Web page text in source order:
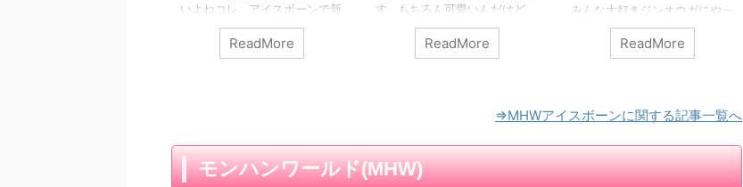
いよねコレ アイスボーンで新
登場のネロミェールの防具・テ
ンタクルシリーズです 本作、
管理人のような見た目好きの気
ノ ラスボスまでで一番苦戦し
たのがネロミェールだったけ
ど、装備がいいから大満足
ReadMore
す もちろん可愛いんだけど、
今作MHWIB、なんか可愛いヘ
アスタイルの防具パーツ多いか
ら、 相対的にキリン装備の優
キリンβ装備の見た目 ロング冬
HENTAIスタイル('ω')ノ これ、
男装備だったらゾっとする事案
なやつ EXキリンβ装備 バフバ
ReadMore
みんな大好きジンオウガにやっ
と会えました 過去作でも一番
ジンオウガと戦うのが好きです
ごく慣れてたつもりだったけど
ェクトリッチになってジンオウ
ボーンのジンオウガはいつ出て
くる？→ラスボス撃破後に登場
だよ！ いつ登場するのか待っ
ReadMore
⇒MHWアイスボーンに関する記事一覧へ
モンハンワールド(MHW)